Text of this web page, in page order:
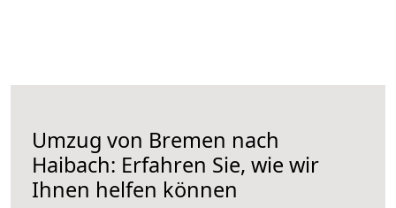
Umzug von Bremen nach
Haibach: Erfahren Sie, wie wir
Ihnen helfen können